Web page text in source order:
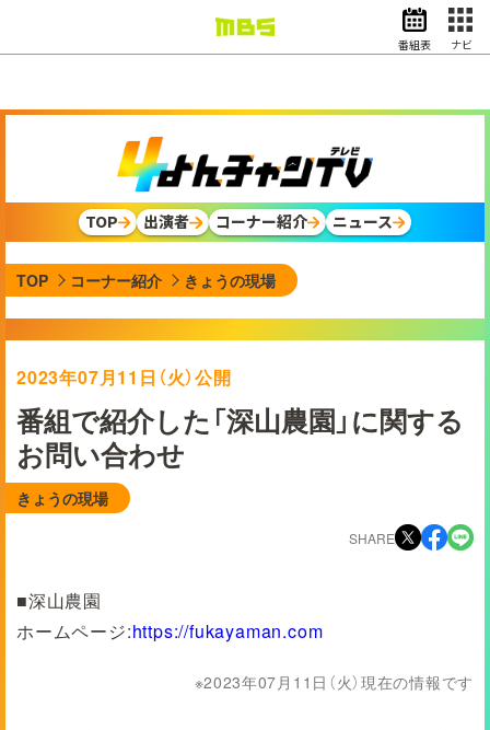
ドラマ
スポーツ
動画イズム ニュース
天気・防災
映画 アナウンサー
グッズ
EN
番組表 ナビ
TOP 出演者 コーナー紹介 ニュース
TOP コーナー紹介 きょうの現場
2023年07月11日（火）公開
番組で紹介した「深山農園」に関する
お問い合わせ
きょうの現場
SHARE
■深山農園
ホームページ:https://fukayaman.com
2023年07月11日（火）現在の情報です